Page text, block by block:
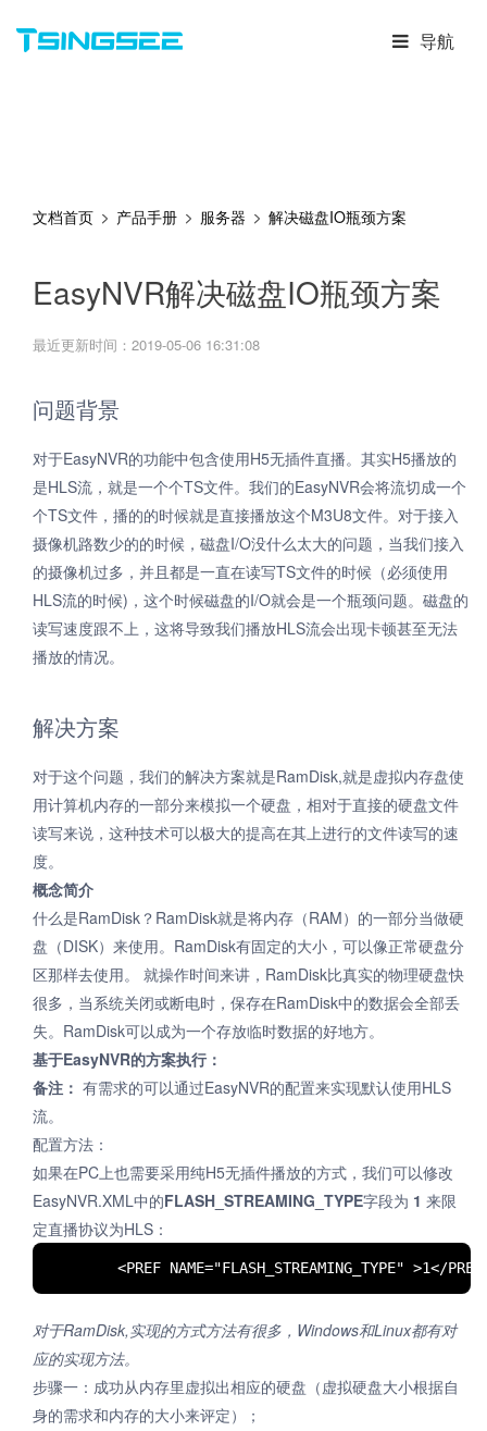
导航
文档首页 产品手册 服务器 解决磁盘IO瓶颈方案
EasyNVR解决磁盘IO瓶颈方案
最近更新时间：2019-05-06 16:31:08
问题背景
对于EasyNVR的功能中包含使用H5无插件直播。其实H5播放的
是HLS流，就是一个个TS文件。我们的EasyNVR会将流切成一个
个TS文件，播的的时候就是直接播放这个M3U8文件。对于接入
摄像机路数少的的时候，磁盘I/O没什么太大的问题，当我们接入
的摄像机过多，并且都是一直在读写TS文件的时候（必须使用
HLS流的时候)，这个时候磁盘的I/O就会是一个瓶颈问题。磁盘的
读写速度跟不上，这将导致我们播放HLS流会出现卡顿甚至无法
播放的情况。
解决方案
对于这个问题，我们的解决方案就是RamDisk,就是虚拟内存盘使
用计算机内存的一部分来模拟一个硬盘，相对于直接的硬盘文件
读写来说，这种技术可以极大的提高在其上进行的文件读写的速
度。
概念简介
什么是RamDisk？RamDisk就是将内存（RAM）的一部分当做硬
盘（DISK）来使用。RamDisk有固定的大小，可以像正常硬盘分
区那样去使用。 就操作时间来讲，RamDisk比真实的物理硬盘快
很多，当系统关闭或断电时，保存在RamDisk中的数据会全部丢
失。RamDisk可以成为一个存放临时数据的好地方。
基于EasyNVR的方案执行：
备注： 有需求的可以通过EasyNVR的配置来实现默认使用HLS
流。
配置方法：
如果在PC上也需要采用纯H5无插件播放的方式，我们可以修改
EasyNVR.XML中的FLASH_STREAMING_TYPE字段为 1 来限
定直播协议为HLS：
对于RamDisk,实现的方式方法有很多，Windows和Linux都有对
应的实现方法。
步骤一：成功从内存里虚拟出相应的硬盘（虚拟硬盘大小根据自
身的需求和内存的大小来评定）；